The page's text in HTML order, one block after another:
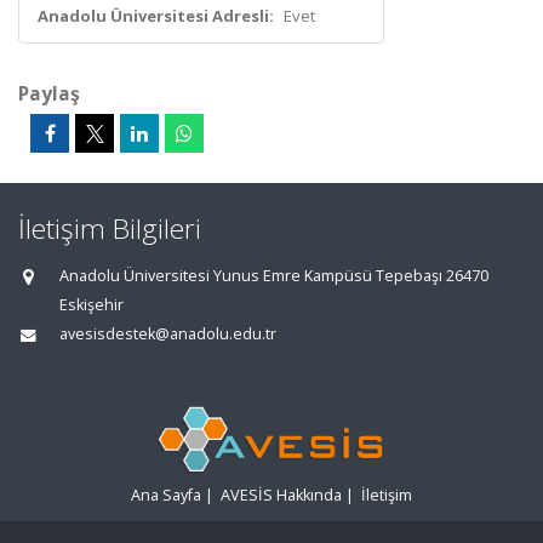
Anadolu Üniversitesi Adresli: Evet
Paylaş
İletişim Bilgileri
Anadolu Üniversitesi Yunus Emre Kampüsü Tepebaşı 26470
Eskişehir
avesisdestek@anadolu.edu.tr
Ana Sayfa | AVESİS Hakkında | İletişim